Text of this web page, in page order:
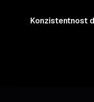
Konzistentnost